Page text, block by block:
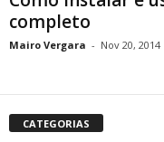
completo
Mairo Vergara - Nov 20, 2014
CATEGORIAS